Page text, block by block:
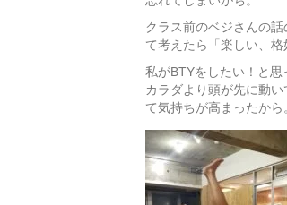
クラス前のベジさんの
て考えたら「楽しい、格
私がBTYをしたい！と
カラダより頭が先に動
て気持ちが高まったから